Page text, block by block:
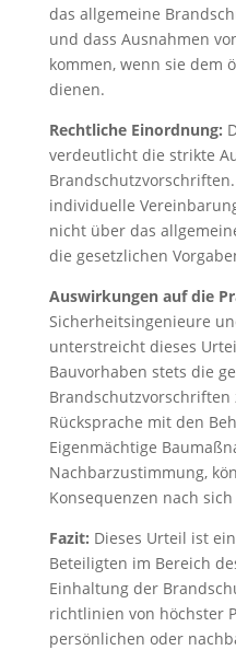
das allgemeine
und dass Ausnahmen
kommen, wenn sie dem
dienen.
Rechtliche Einordnung:
verdeutlicht die strikte
individuelle
nicht über das
die gesetzlichen
Auswirkungen auf die
Sicherheitsingenieure
unterstreicht dieses
Bauvorhaben stets die
Rücksprache mit den
Eigenmächtige
Nachbarzustimmung,
Konsequenzen nach
Fazit: Dieses Urteil ist
Beteiligten im Bereich
Einhaltung der
richtlinien von höchster
persönlichen oder